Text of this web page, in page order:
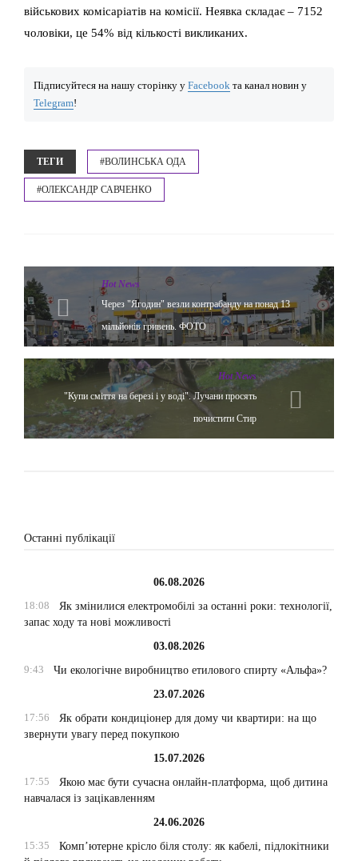
військових комісаріатів на комісії. Неявка складає – 7152
чоловіки, це 54% від кількості викликаних.
Підписуйтеся на нашу сторінку у Facebook та канал новин у
Telegram!
ТЕГИ #ВОЛИНСЬКА ОДА
#ОЛЕКСАНДР САВЧЕНКО
Hot News
Через "Ягодин" везли контрабанду на понад 13
мільйонів гривень. ФОТО
Hot News
"Купи сміття на березі і у воді". Лучани просять
почистити Стир
Останні публікації
06.08.2026
18:08
Як змінилися електромобілі за останні роки: технології,
запас ходу та нові можливості
03.08.2026
9:43
Чи екологічне виробництво етилового спирту «Альфа»?
23.07.2026
17:56
Як обрати кондиціонер для дому чи квартири: на що
звернути увагу перед покупкою
15.07.2026
17:55
Якою має бути сучасна онлайн-платформа, щоб дитина
навчалася із зацікавленням
24.06.2026
15:35
Комп’ютерне крісло біля столу: як кабелі, підлокітники